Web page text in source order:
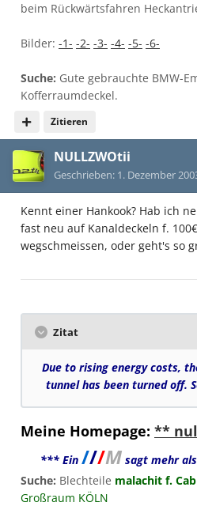
Zitieren
beim Rückwärtsfahren
Bilder: -1- -2- -3- -4- -5- -6-
Suche: Gute gebrauchte BMW-
Kofferraumdeckel.
NULLZWOtii
Geschrieben: 1. Dezember
Kennt einer Hankook? Hab ich
fast neu auf Kanaldeckeln f.
wegschmeissen, oder geht's so
Zitat
Due to rising energy costs,
tunnel has been turned off.
Meine Homepage: **
*** Ein ///M sagt mehr
Suche: Blechteile malachit f.
Großraum KÖLN